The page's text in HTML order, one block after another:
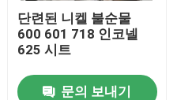
단련된 니켈 불순물
600 601 718 인코넬
625 시트
문의 보내기